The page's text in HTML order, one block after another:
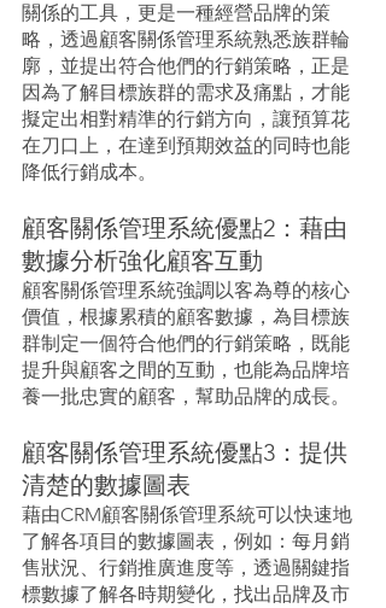
關係的工具，更是一種經營品牌的策
略，透過顧客關係管理系統熟悉族群輪
廓，並提出符合他們的行銷策略，正是
因為了解目標族群的需求及痛點，才能
擬定出相對精準的行銷方向，讓預算花
在刀口上，在達到預期效益的同時也能
降低行銷成本。
顧客關係管理系統優點2：藉由
數據分析強化顧客互動
顧客關係管理系統強調以客為尊的核心
價值，根據累積的顧客數據，為目標族
群制定一個符合他們的行銷策略，既能
提升與顧客之間的互動，也能為品牌培
養一批忠實的顧客，幫助品牌的成長。
顧客關係管理系統優點3：提供
清楚的數據圖表
藉由CRM顧客關係管理系統可以快速地
了解各項目的數據圖表，例如：每月銷
售狀況、行銷推廣進度等，透過關鍵指
標數據了解各時期變化，找出品牌及市